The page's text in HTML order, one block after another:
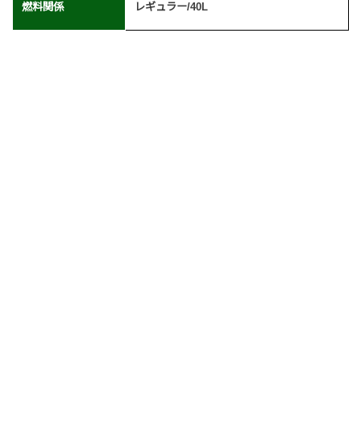
燃料関係 レギュラー/40L